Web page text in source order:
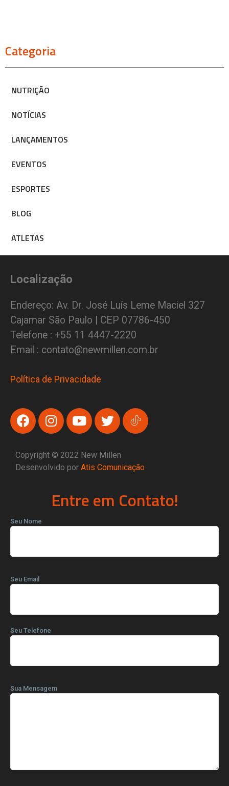
Categoria
NUTRIÇÃO
NOTÍCIAS
LANÇAMENTOS
EVENTOS
ESPORTES
BLOG
ATLETAS
Localização
Endereço: Av. Dr. José Luís Leme Maciel 327
Cajamar São Paulo | CEP 07786-450
Telefone : +55 11 4447-2220
Email : contato@newmillen.com.br
Política de Privacidade
Copyright © 2022 New Millen
Desenvolvido por Atis Comunicação
Entre em Contato!
Seu Nome
Seu Email
Seu Telefone
Sua Mensagem